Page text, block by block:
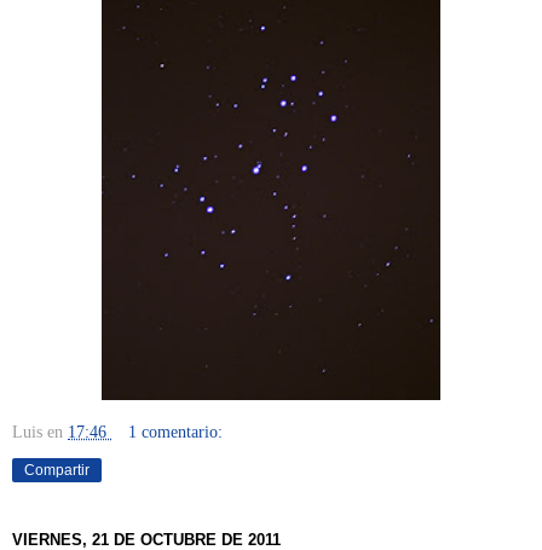
Luis en 17:46 1 comentario:
Compartir
VIERNES, 21 DE OCTUBRE DE 2011